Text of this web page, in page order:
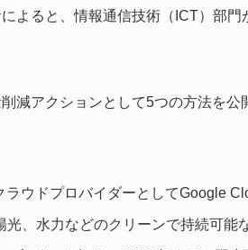
よると、情報通信技術（ICT）部門
減アクションとして5つの方法を公
ウドプロバイダーとしてGoogle
、水力などのクリーンで持続可能